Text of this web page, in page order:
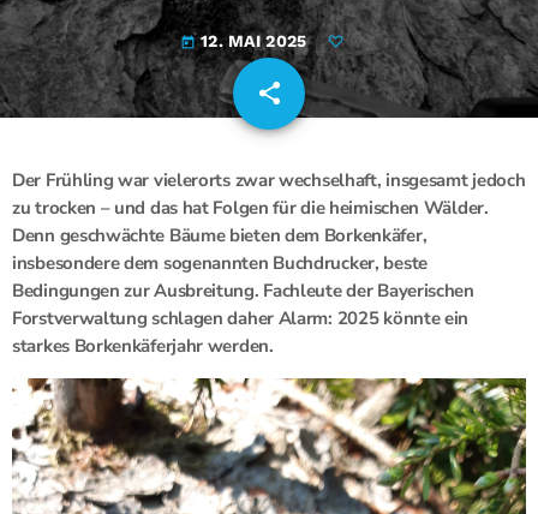
today 12. MAI 2025
share
email
Der Frühling war vielerorts zwar wechselhaft, insgesamt jedoch
zu trocken – und das hat Folgen für die heimischen Wälder.
Denn geschwächte Bäume bieten dem Borkenkäfer,
insbesondere dem sogenannten Buchdrucker, beste
Bedingungen zur Ausbreitung. Fachleute der Bayerischen
Forstverwaltung schlagen daher Alarm: 2025 könnte ein
starkes Borkenkäferjahr werden.